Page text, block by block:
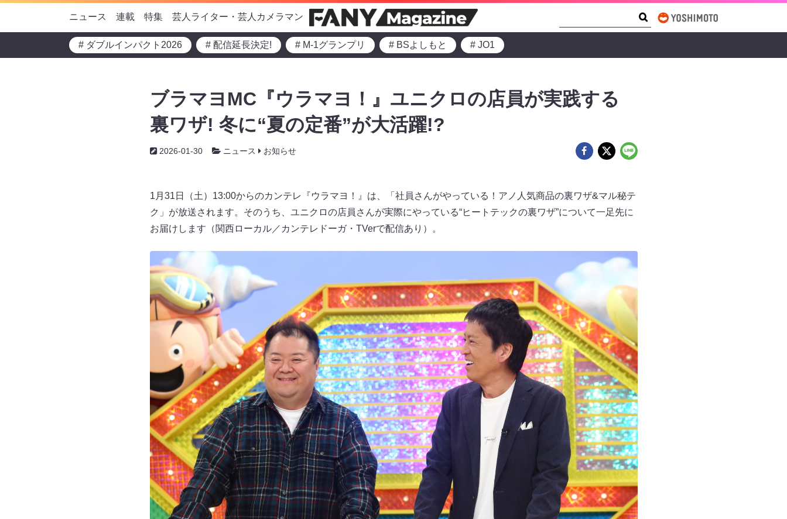
ニュース 連載 特集 芸人ライター・芸人カメラマン
# ダブルインパクト2026 # 配信延長決定! # M-1グランプリ # BSよしもと # JO1
ブラマヨMC『ウラマヨ！』ユニクロの店員が実践する
裏ワザ! 冬に“夏の定番”が大活躍!?
2026-01-30 ニュース お知らせ
1月31日（土）13:00からのカンテレ『ウラマヨ！』は、「社員さんがやっている！アノ人気商品の裏ワザ&マル秘テ
ク」が放送されます。そのうち、ユニクロの店員さんが実際にやっている“ヒートテックの裏ワザ”について一足先に
お届けします（関西ローカル／カンテレドーガ・TVerで配信あり）。